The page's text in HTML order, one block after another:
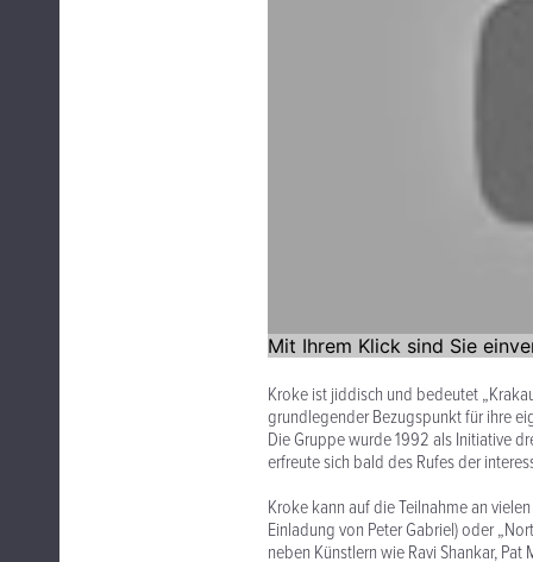
Kroke ist jiddisch und bedeutet
grundlegender Bezugspunkt für ihre
Die Gruppe wurde 1992 als Initiative
erfreute sich bald des Rufes der
Kroke kann auf die Teilnahme an
Einladung von Peter Gabriel) oder
neben Künstlern wie Ravi Shankar,